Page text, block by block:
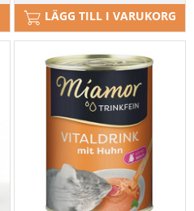
LÄGG TILL I VARUKORG